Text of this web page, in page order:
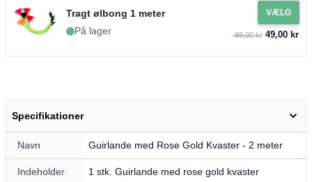
Tragt ølbong 1 meter
På lager
VÆLG
99,00 kr49,00 kr
Specifikationer
Navn Guirlande med Rose Gold Kvaster - 2 meter
Indeholder 1 stk. Guirlande med rose gold kvaster